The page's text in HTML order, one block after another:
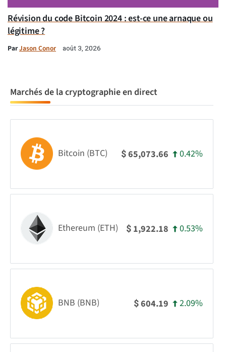
Révision du code Bitcoin 2024 : est-ce une arnaque ou
légitime ?
ParJason Conor août 3, 2026
Marchés de la cryptographie en direct
Bitcoin (BTC) $65,073.66 0.42%
Ethereum (ETH) $ 1,922.18 0.53%
BNB (BNB) $604.19 2.09%